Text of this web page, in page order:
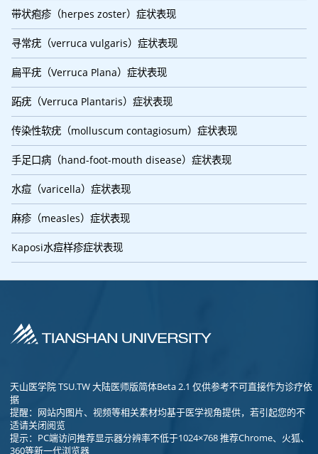
带状疱疹（herpes zoster）症状表现
寻常疣（verruca vulgaris）症状表现
扁平疣（Verruca Plana）症状表现
跖疣（Verruca Plantaris）症状表现
传染性软疣（molluscum contagiosum）症状表现
手足口病（hand-foot-mouth disease）症状表现
水痘（varicella）症状表现
麻疹（measles）症状表现
Kaposi水痘样疹症状表现
天山医学院 TSU.TW 大陆医师版简体Beta 2.1 仅供参考不可直接作为诊疗依
据
提醒：网站内图片、视频等相关素材均基于医学视角提供，若引起您的不
适请关闭阅览
提示：PC端访问推荐显示器分辨率不低于1024×768 推荐Chrome、火狐、
360等新一代浏览器